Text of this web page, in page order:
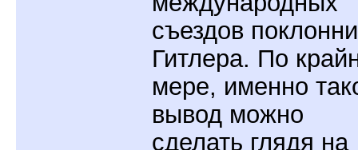
съездов
Гитлера. По
мере, именно
вывод можно
сделать глядя на